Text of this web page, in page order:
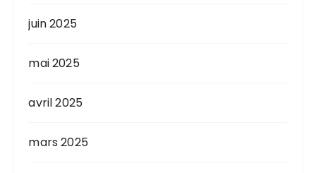
juin 2025
mai 2025
avril 2025
mars 2025